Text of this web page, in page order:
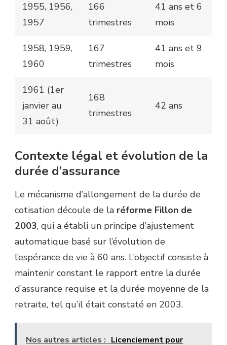
1955, 1956,
1957
166
trimestres
41 ans et 6
mois
1958, 1959,
1960
167
trimestres
41 ans et 9
mois
1961 (1er
janvier au
31 août)
168
trimestres
42 ans
Contexte légal et évolution de la
durée d’assurance
Le mécanisme d’allongement de la durée de
cotisation découle de la réforme Fillon de
2003, qui a établi un principe d’ajustement
automatique basé sur l’évolution de
l’espérance de vie à 60 ans. L’objectif consiste à
maintenir constant le rapport entre la durée
d’assurance requise et la durée moyenne de la
retraite, tel qu’il était constaté en 2003.
Nos autres articles : Licenciement pour